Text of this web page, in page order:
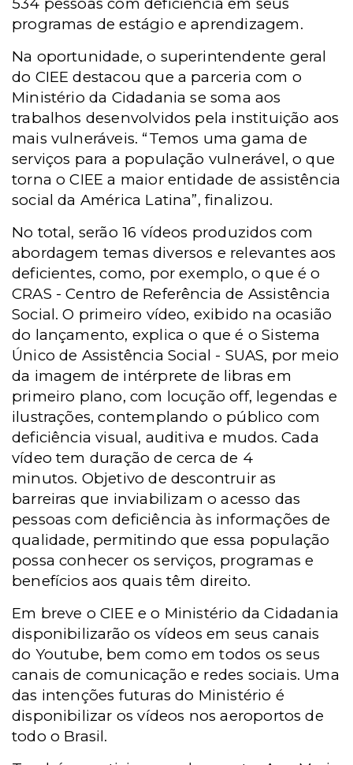
programas de estágio e aprendizagem.
Na oportunidade, o superintendente geral
do CIEE destacou que a parceria com o
Ministério da Cidadania se soma aos
trabalhos desenvolvidos pela instituição aos
mais vulneráveis. “Temos uma gama de
serviços para a população vulnerável, o que
torna o CIEE a maior entidade de assistência
social da América Latina”, finalizou.
No total, serão 16 vídeos produzidos com
abordagem temas diversos e relevantes aos
deficientes, como, por exemplo, o que é o
CRAS - Centro de Referência de Assistência
Social. O primeiro vídeo, exibido na ocasião
do lançamento, explica o que é o Sistema
Único de Assistência Social - SUAS, por meio
da imagem de intérprete de libras em
primeiro plano, com locução off, legendas e
ilustrações, contemplando o público com
deficiência visual, auditiva e mudos. Cada
vídeo tem duração de cerca de 4
minutos. Objetivo de descontruir as
barreiras que inviabilizam o acesso das
pessoas com deficiência às informações de
qualidade, permitindo que essa população
possa conhecer os serviços, programas e
benefícios aos quais têm direito.
Em breve o CIEE e o Ministério da Cidadania
disponibilizarão os vídeos em seus canais
do Youtube, bem como em todos os seus
canais de comunicação e redes sociais. Uma
das intenções futuras do Ministério é
disponibilizar os vídeos nos aeroportos de
todo o Brasil.